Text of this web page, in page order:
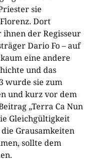
sie
Dort
der Regisseur
Dario Fo – auf
eine andere
und das
wurde sie zum
und kurz vor dem
„Terra Ca Nun
Gleichgültigkeit
Grausamkeiten
sollte dem